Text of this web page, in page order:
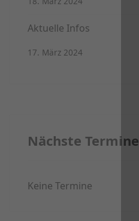
Aktuelle Infos
17. März 2024
Nächste Termine
Keine Termine